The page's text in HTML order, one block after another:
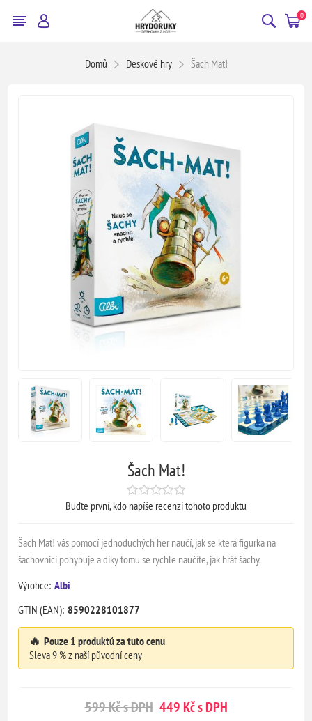
0
Domů Deskové hry Šach Mat!
Šach Mat!
Buďte první, kdo napíše recenzi tohoto produktu
Šach Mat! vás pomocí jednoduchých her naučí, jak se která figurka na
šachovnici pohybuje a díky tomu se rychle naučíte, jak hrát šachy.
Výrobce: Albi
GTIN (EAN): 8590228101877
🔥 Pouze 1 produktů za tuto cenu
Sleva 9 % z naší původní ceny
599 Kč s DPH 449 Kč s DPH